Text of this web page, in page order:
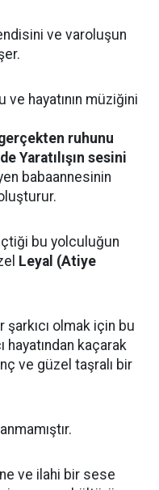
ve varoluşun
ve hayatının müziğini
ruhunu
Yaratılışın sesini
babaannesinin
bu yolculuğun
Leyal (Atiye
şarkıcı olmak için bu
hayatından kaçarak
ve güzel taşralı bir
ve ilahi bir sese